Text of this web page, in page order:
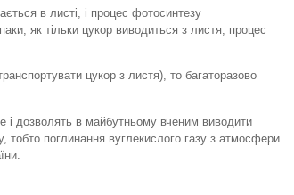
в листі, і процес фотосинтезу
як тільки цукор виводиться з листя, процес
цукор з листя), то багаторазово
і дозволять в майбутньому вченим виводити
поглинання вуглекислого газу з атмосфери.